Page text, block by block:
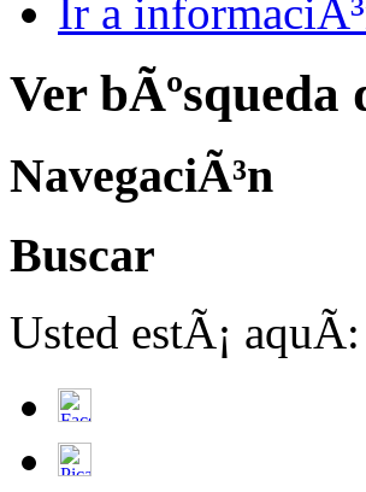
Ir a
Ver bÃºsqueda
NavegaciÃ³n
Buscar
Usted estÃ¡ aquÃ­: